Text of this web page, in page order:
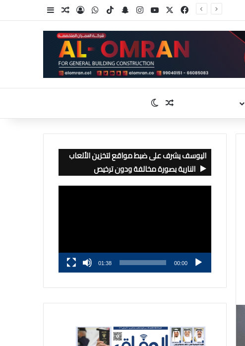
فيسبوك ‫YouTubeانستقرامسناب تشات
‫TikTokواتسابتسجيل الدخول
مقال عشوائي
إضافة عمود
مقال عشوائي
الوضع المظلم
اليوسف يشرف على ضبط مواقع لتخزين الألعاب
النارية بصورة مخالفة ودون ترخيص
00:00
01:38